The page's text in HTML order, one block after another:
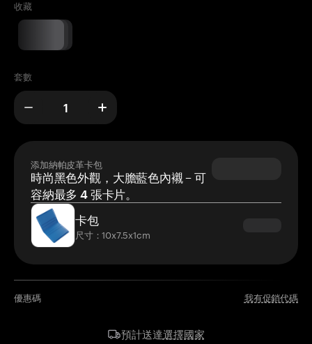
收藏
套數
添加納帕皮革卡包
時尚黑色外觀，大膽藍色內襯 – 可
容納最多 4 張卡片。
卡包
尺寸：10x7.5x1cm
優惠碼 我有促銷代碼
預計送達選擇國家